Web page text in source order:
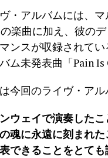
・アルバムには、
楽曲に加え、彼の
ンスが収録されて
ム未発表曲「Pain
今回のライヴ・ア
ンウェイで演奏した
魂に永遠に刻まれ
できることをとて